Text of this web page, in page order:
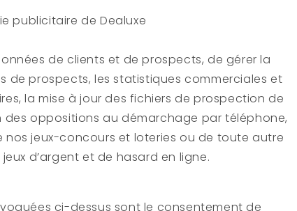
publicitaire de Dealuxe
de clients et de prospects, de gérer la
prospects, les statistiques commerciales et
la mise à jour des fichiers de prospection de
des oppositions au démarchage par téléphone,
nos jeux-concours et loteries ou de toute autre
d’argent et de hasard en ligne.
ci-dessus sont le consentement de